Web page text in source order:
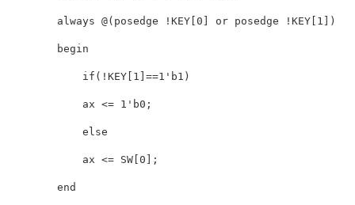
        always @(posedge !KEY[0] or posedge !KEY[1])
        begin
            if(!KEY[1]==1'b1)
            ax <= 1'b0;
            else
            ax <= SW[0];
        end